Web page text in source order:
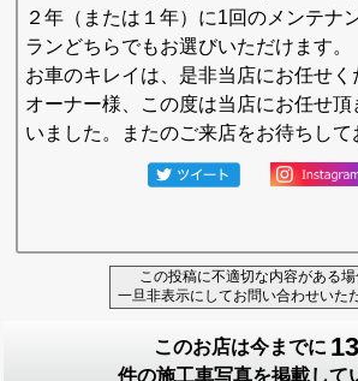
２年（または１年）に1回のメンテナ
ランどちらでもお選びいただけます。
お車のキレイは、是非当店にお任せく
オーナー様、この度は当店にお任せ
いました。またのご来店をお待ちして
この投稿に不適切な内容がある場
一旦非表示にしてお問い合わせいた
このお店は今までに
件の施工車写真を掲載して